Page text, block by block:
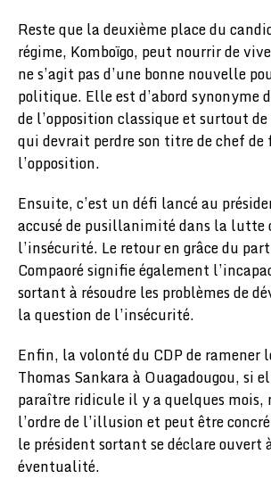
Reste que la deuxième place du
régime, Komboïgo, peut nourrir de
ne s’agit pas d’une bonne nouvelle
politique. Elle est d’abord synonyme
de l’opposition classique et surtout
qui devrait perdre son titre de chef de
l’opposition.
Ensuite, c’est un défi lancé au
accusé de pusillanimité dans la lutte
l’insécurité. Le retour en grâce du
Compaoré signifie également
sortant à résoudre les problèmes de
la question de l’insécurité.
Enfin, la volonté du CDP de ramener
Thomas Sankara à Ouagadougou, si
paraître ridicule il y a quelques mois,
l’ordre de l’illusion et peut être
le président sortant se déclare ouvert
éventualité.